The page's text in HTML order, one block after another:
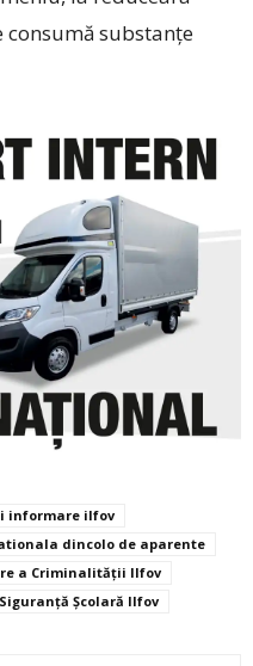
substanțe
informare ilfov
dincolo de aparente
a Criminalității Ilfov
Școlară Ilfov